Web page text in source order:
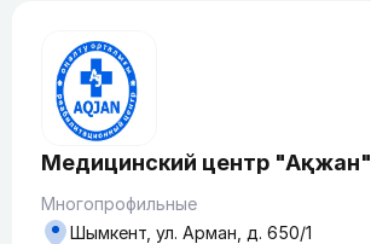
Медицинский центр "Ақжан"
Многопрофильные
Шымкент, ул. Арман, д. 650/1